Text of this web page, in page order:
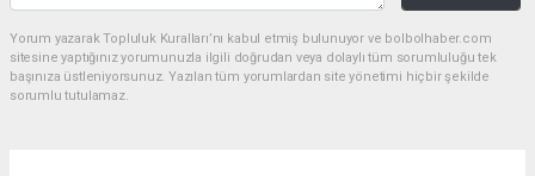
Yorum yazarak Topluluk Kuralları’nı kabul etmiş bulunuyor ve bolbolhaber.com
sitesine yaptığınız yorumunuzla ilgili doğrudan veya dolaylı tüm sorumluluğu tek
başınıza üstleniyorsunuz. Yazılan tüm yorumlardan site yönetimi hiçbir şekilde
sorumlu tutulamaz.